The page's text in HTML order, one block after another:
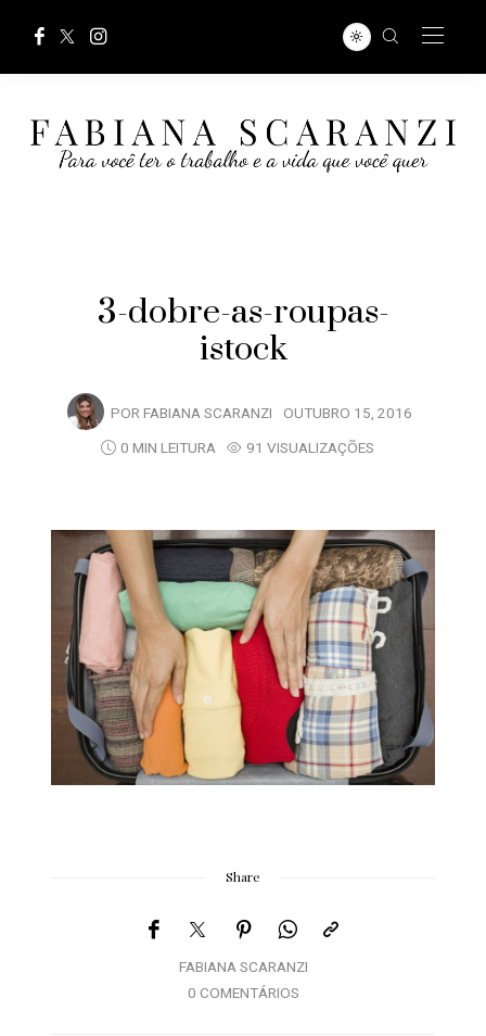
3-dobre-as-roupas-
istock
POR FABIANA SCARANZI OUTUBRO 15, 2016
0 MIN LEITURA
91 VISUALIZAÇÕES
Share
FABIANA SCARANZI
0 COMENTÁRIOS